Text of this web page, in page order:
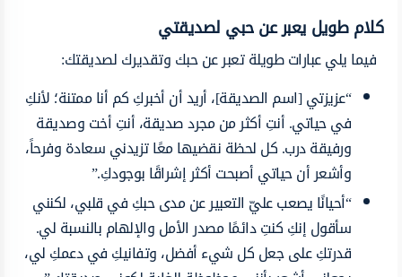
كلام طويل يعبر عن حبي لصديقتي
فيما يلي عبارات طويلة تعبر عن حبك وتقديرك لصديقتك:
“عزيزتي [اسم الصديقة]، أريد أن أخبركِ كم أنا ممتنة؛ لأنكِ
في حياتي. أنتِ أكثر من مجرد صديقة، أنتِ أخت وصديقة
ورفيقة درب. كل لحظة نقضيها معًا تزيدني سعادة وفرحاً،
وأشعر أن حياتي أصبحت أكثر إشراقًا بوجودكِ.”
“أحيانًا يصعب عليّ التعبير عن مدى حبكِ في قلبي، لكنني
سأقول إنكِ كنتِ دائمًا مصدر الأمل والإلهام بالنسبة لي.
قدرتكِ على جعل كل شيء أفضل، وتفانيكِ في دعمكِ لي،